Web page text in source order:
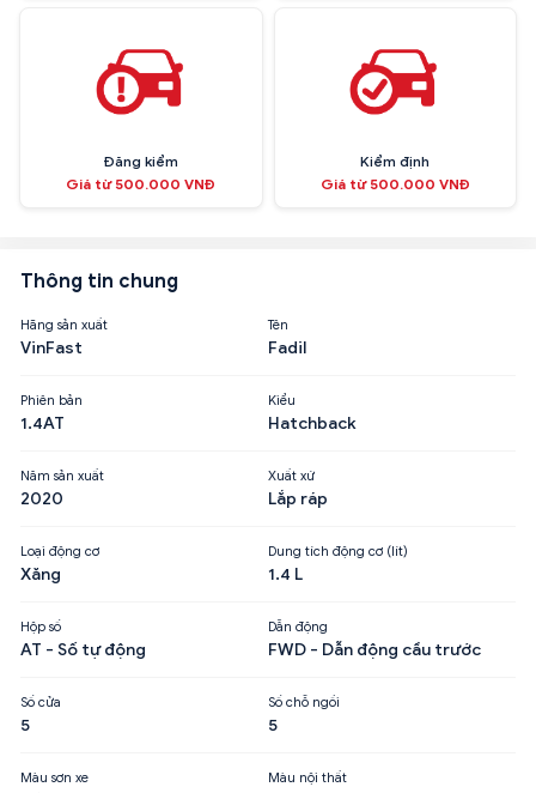
Đăng kiểm
Giá từ 500.000 VNĐ
Kiểm định
Giá từ 500.000 VNĐ
Thông tin chung
Hãng sản xuất
VinFast
Tên
Fadil
Phiên bản
1.4AT
Kiểu
Hatchback
Năm sản xuất
2020
Xuất xứ
Lắp ráp
Loại động cơ
Xăng
Dung tích động cơ (lít)
1.4 L
Hộp số
AT - Số tự động
Dẫn động
FWD - Dẫn động cầu trước
Số cửa
5
Số chỗ ngồi
5
Màu sơn xe Màu nội thất